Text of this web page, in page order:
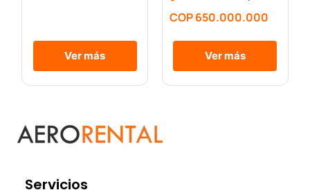
Ver más
COP650.000.000
Ver más
Servicios